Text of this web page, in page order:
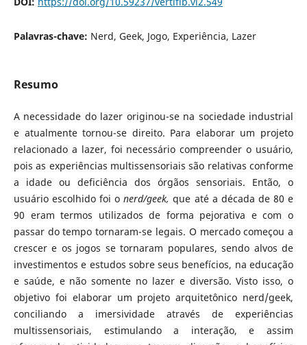
Palavras-chave: Nerd, Geek, Jogo, Experiência, Lazer
Resumo
A necessidade do lazer originou-se na sociedade industrial
e atualmente tornou-se direito. Para elaborar um projeto
relacionado a lazer, foi necessário compreender o usuário,
pois as experiências multissensoriais são relativas conforme
a idade ou deficiência dos órgãos sensoriais. Então, o
usuário escolhido foi onerd/geek,que até a década de 80 e
90 eram termos utilizados de forma pejorativa e com o
passar do tempo tornaram-se legais. O mercado começou a
crescer e os jogos se tornaram populares, sendo alvos de
investimentos e estudos sobre seus benefícios, na educação
e saúde, e não somente no lazer e diversão. Visto isso, o
objetivo foi elaborar um projeto arquitetônico nerd/geek,
conciliando a imersividade através de experiências
multissensoriais, estimulando a interação, e assim